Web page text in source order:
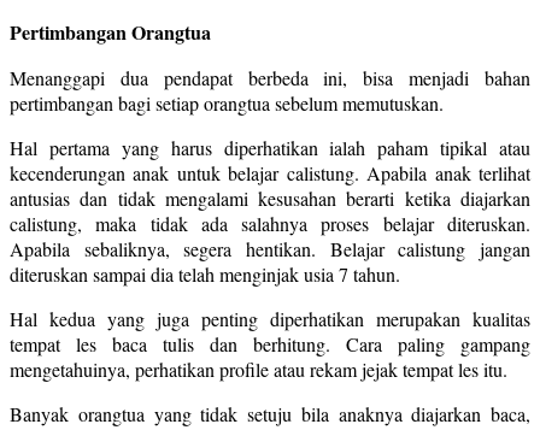
Pertimbangan Orangtua
Menanggapi dua pendapat berbeda ini, bisa menjadi bahan
pertimbangan bagi setiap orangtua sebelum memutuskan.
Hal pertama yang harus diperhatikan ialah paham tipikal atau
kecenderungan anak untuk belajar calistung. Apabila anak terlihat
antusias dan tidak mengalami kesusahan berarti ketika diajarkan
calistung, maka tidak ada salahnya proses belajar diteruskan.
Apabila sebaliknya, segera hentikan. Belajar calistung jangan
diteruskan sampai dia telah menginjak usia 7 tahun.
Hal kedua yang juga penting diperhatikan merupakan kualitas
tempat les baca tulis dan berhitung. Cara paling gampang
mengetahuinya, perhatikan profile atau rekam jejak tempat les itu.
Banyak orangtua yang tidak setuju bila anaknya diajarkan baca,